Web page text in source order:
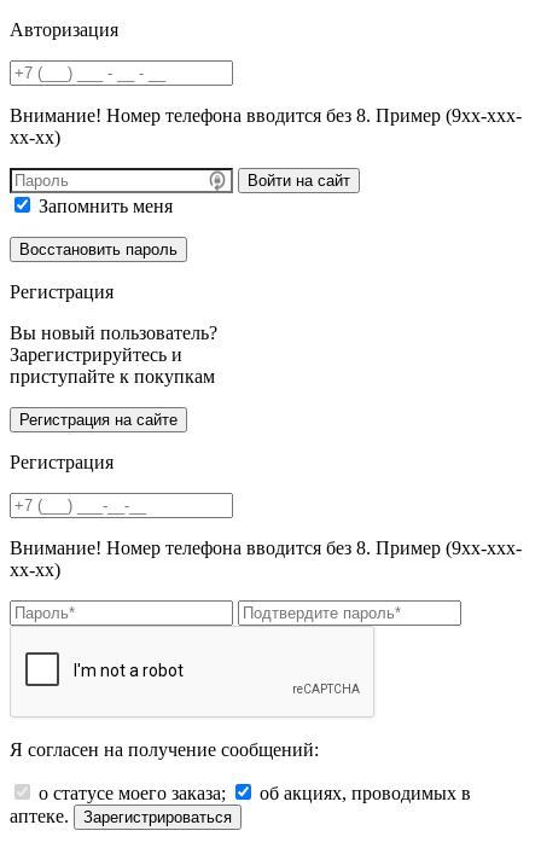
Авторизация
Внимание! Номер телефона вводится без 8. Пример (9хх-ххх-
хх-хх)
Войти на сайт
Запомнить меня
Регистрация
Вы новый пользователь?
Зарегистрируйтесь и
приступайте к покупкам
Регистрация
Внимание! Номер телефона вводится без 8. Пример (9хх-ххх-
хх-хх)
Я согласен на получение сообщений:
о статусе моего заказа;
об акциях, проводимых в
аптеке.
Зарегистрироваться